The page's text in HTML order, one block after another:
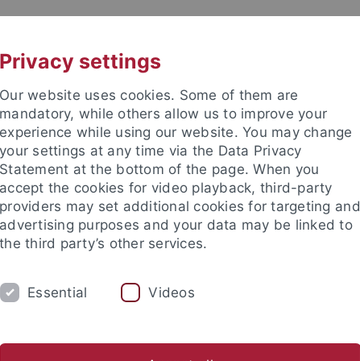
Fakultät
FORSCHUNG
Privacy settings
Our website uses cookies. Some of them are
mandatory, while others allow us to improve your
experience while using our website. You may change
your settings at any time via the Data Privacy
Statement at the bottom of the page. When you
accept the cookies for video playback, third-party
providers may set additional cookies for targeting and
advertising purposes and your data may be linked to
the third party’s other services.
Essential Videos